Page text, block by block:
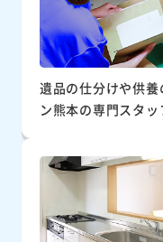
遺品の仕分けや供
ン熊本の専門スタッ